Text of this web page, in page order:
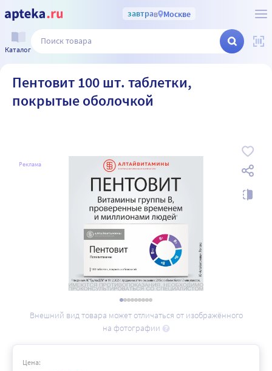
завтрав Москве
Каталог
Пентовит 100 шт. таблетки,
покрытые оболочкой
Реклама
Внешний вид товара может отличаться от изображённого
на фотографии
Цена: